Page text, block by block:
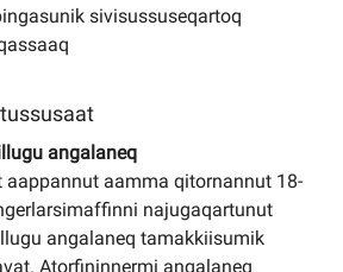
sivisussuseqartoq
angalaneq
aamma qitornannut 18-
najugaqartunut
angalaneq tamakkiisumik
Atorfininnermi angalaneq